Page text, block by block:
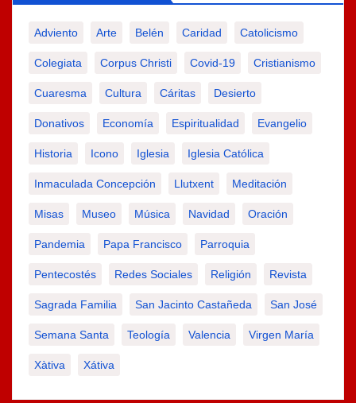
Adviento Arte Belén Caridad Catolicismo
Colegiata Corpus Christi Covid-19 Cristianismo
Cuaresma Cultura Cáritas Desierto
Donativos Economía Espiritualidad Evangelio
Historia Icono Iglesia Iglesia Católica
Inmaculada Concepción Llutxent Meditación
Misas Museo Música Navidad Oración
Pandemia Papa Francisco Parroquia
Pentecostés Redes Sociales Religión Revista
Sagrada Familia San Jacinto Castañeda San José
Semana Santa Teología Valencia Virgen María
Xàtiva Xátiva